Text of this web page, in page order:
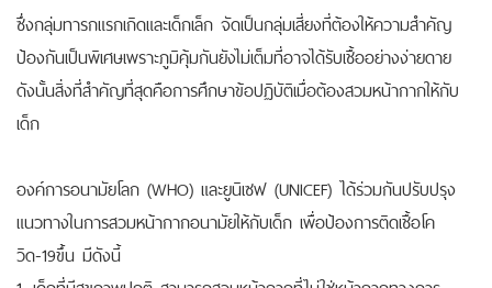
ซึ่งกลุ่มทารกแรกเกิดและเด็กเล็ก จัดเป็นกลุ่มเสี่ยงที่ต้องให้ความสำคัญ
ป้องกันเป็นพิเศษเพราะภูมิคุ้มกันยังไม่เต็มที่อาจได้รับเชื้ออย่างง่ายดาย
ดังนั้นสิ่งที่สำคัญที่สุดคือการศึกษาข้อปฏิบัติเมื่อต้องสวมหน้ากากให้กับ
เด็ก
องค์การอนามัยโลก (WHO) และยูนิเซฟ (UNICEF) ได้ร่วมกันปรับปรุง
แนวทางในการสวมหน้ากากอนามัยให้กับเด็ก เพื่อป้องการติดเชื้อโค
วิด-19ขึ้น มีดังนี้